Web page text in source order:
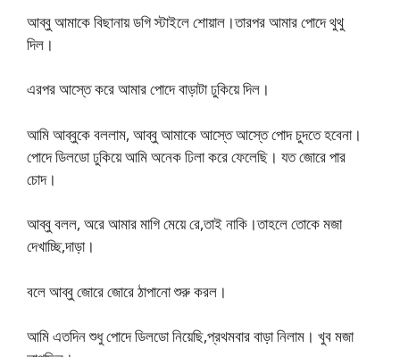
আব্বু আমাকে বিছানায় ডগি স্টাইলে শোয়াল।তারপর আমার পোদে থুথু
দিল।
এরপর আস্তে করে আমার পোদে বাড়াটা ঢুকিয়ে দিল।
আমি আব্বুকে বললাম, আব্বু আমাকে আস্তে আস্তে পোদ চুদতে হবেনা।
পোদে ডিলডো ঢুকিয়ে আমি অনেক ঢিলা করে ফেলেছি। যত জোরে পার
চোদ।
আব্বু বলল, অরে আমার মাগি মেয়ে রে,তাই নাকি।তাহলে তোকে মজা
দেখাচ্ছি,দাড়া।
বলে আব্বু জোরে জোরে ঠাপানো শুরু করল।
আমি এতদিন শুধু পোদে ডিলডো নিয়েছি,প্রথমবার বাড়া নিলাম। খুব মজা